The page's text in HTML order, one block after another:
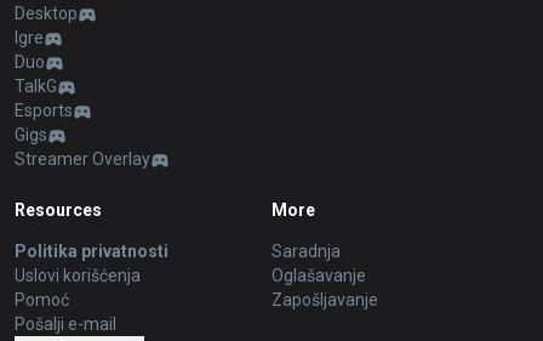
Desktop
Igre
Duo
TalkG
Esports
Gigs
Streamer Overlay
Resources
Politika privatnosti
Uslovi korišćenja
Pomoć
Pošalji e-mail
More
Saradnja
Oglašavanje
Zapošljavanje